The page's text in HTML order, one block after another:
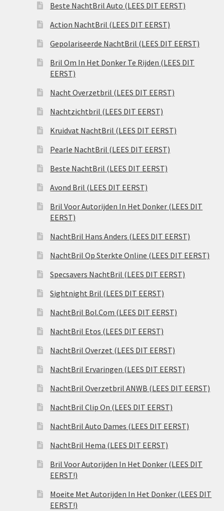
Beste NachtBril Auto (LEES DIT EERST)
Action NachtBril (LEES DIT EERST)
Gepolariseerde NachtBril (LEES DIT EERST)
Bril Om In Het Donker Te Rijden (LEES DIT
EERST)
Nacht Overzetbril (LEES DIT EERST)
Nachtzichtbril (LEES DIT EERST)
Kruidvat NachtBril (LEES DIT EERST)
Pearle NachtBril (LEES DIT EERST)
Beste NachtBril (LEES DIT EERST)
Avond Bril (LEES DIT EERST)
Bril Voor Autorijden In Het Donker (LEES DIT
EERST)
NachtBril Hans Anders (LEES DIT EERST)
NachtBril Op Sterkte Online (LEES DIT EERST)
Specsavers NachtBril (LEES DIT EERST)
Sightnight Bril (LEES DIT EERST)
NachtBril Bol.Com (LEES DIT EERST)
NachtBril Etos (LEES DIT EERST)
NachtBril Overzet (LEES DIT EERST)
NachtBril Ervaringen (LEES DIT EERST)
NachtBril Overzetbril ANWB (LEES DIT EERST)
NachtBril Clip On (LEES DIT EERST)
NachtBril Auto Dames (LEES DIT EERST)
NachtBril Hema (LEES DIT EERST)
Bril Voor Autorijden In Het Donker (LEES DIT
EERST!)
Moeite Met Autorijden In Het Donker (LEES DIT
EERST!)